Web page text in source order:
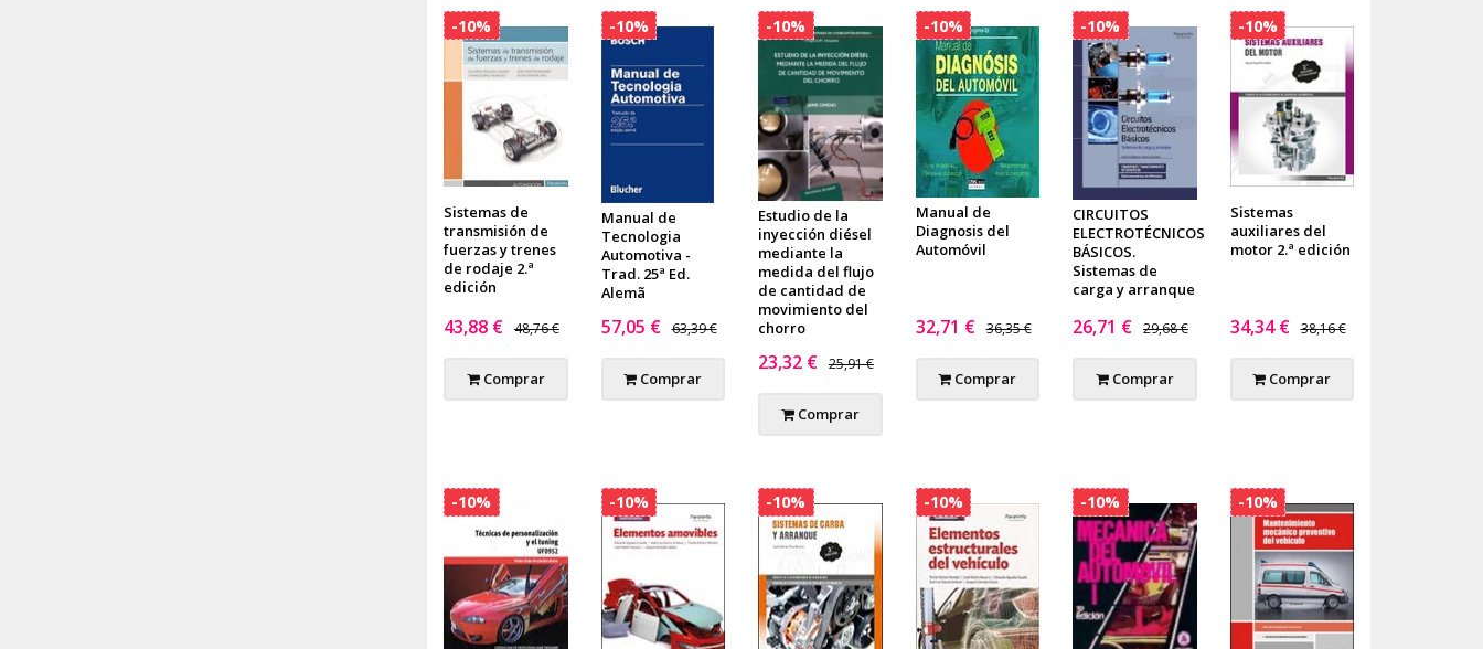
Sistemas de
transmisión de
fuerzas y trenes
de rodaje 2.ª
edición
43,88 € 48,76 €
Comprar
-10%
Manual de
Tecnologia
Automotiva -
Trad. 25ª Ed.
Alemã
57,05 € 63,39 €
Comprar
-10%
Estudio de la
inyección diésel
mediante la
medida del flujo
de cantidad de
movimiento del
chorro
23,32 € 25,91 €
Comprar
-10%
Manual de
Diagnosis del
Automóvil
32,71 € 36,35 €
Comprar
-10%
CIRCUITOS
ELECTROTÉCNICOS
BÁSICOS.
Sistemas de
carga y arranque
26,71 € 29,68 €
Comprar
-10%
Sistemas
auxiliares del
motor 2.ª edición
34,34 € 38,16 €
Comprar
-10%
-10% -10% -10% -10% -10% -10%